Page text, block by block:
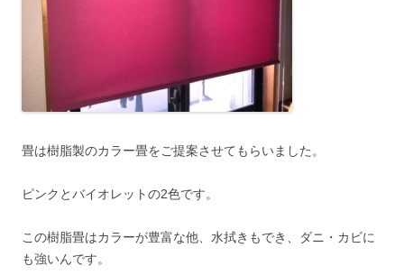
畳は樹脂製のカラー畳をご提案させてもらいました。
ピンクとバイオレットの2色です。
この樹脂畳はカラーが豊富な他、水拭きもでき、ダニ・カビに
も強いんです。